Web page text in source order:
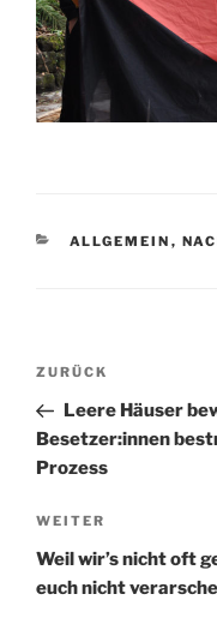
KATEGORIEN
ALLGEMEIN ,
Vorheriger
Beitrag
ZURÜCK
Leere Häuser
Besetzer:innen
Prozess
Nächster
Beitrag
WEITER
Weil wir’s nicht oft
euch nicht